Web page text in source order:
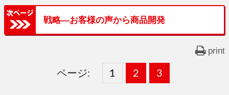
戦略―お客様の声から商品開発
print
ページ:
固
1 ,
固
2 ,
固
3